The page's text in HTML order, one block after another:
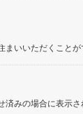
いいただくことが
みの場合に表示さ